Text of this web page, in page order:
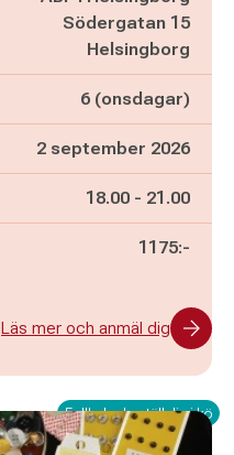
Södergatan 15
Helsingborg
6 (onsdagar)
2 september 2026
Pågår mellan
18.00 - och
21.00
1175:-
Läs mer och anmäl dig
Fullbokad - ställ dig i kö